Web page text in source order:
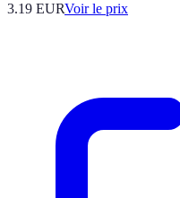
3.19 EURVoir le prix